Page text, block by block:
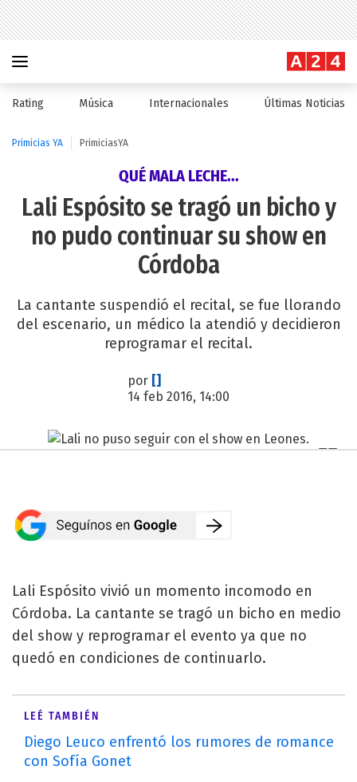
Rating Música Internacionales Últimas Noticias
Primicias YA PrimiciasYA
QUÉ MALA LECHE...
Lali Espósito se tragó un bicho y
no pudo continuar su show en
Córdoba
La cantante suspendió el recital, se fue llorando
del escenario, un médico la atendió y decidieron
reprogramar el recital.
por []
14 feb 2016, 14:00
Lali Espósito vivió un momento incomodo en
Córdoba. La cantante se tragó un bicho en medio
del show y reprogramar el evento ya que no
quedó en condiciones de continuarlo.
LEÉ TAMBIÉN
Diego Leuco enfrentó los rumores de romance
con Sofía Gonet